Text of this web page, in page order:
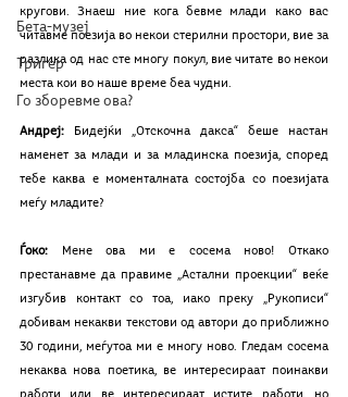
Бета-музеј
Тригер
Го зборевме ова?
кругови. Знаеш ние кога бевме млади како вас
читавме поезија во некои стерилни простори, вие за
разлика од нас сте многу покул, вие читате во некои
места кои во наше време беа чудни.
Андреј: Бидејќи „Отскочна дакса“ беше настан
наменет за млади и за младинска поезија, според
тебе каква е моменталната состојба со поезијата
меѓу младите?
Ѓоко: Мене ова ми е сосема ново! Откако
престанавме да правиме „Астални проекции“ веќе
изгубив контакт со тоа, иако преку „Рукописи“
добивам некакви текстови од автори до приближно
30 години, меѓутоа ми е многу ново. Гледам сосема
некаква нова поетика, ве интересираат поинакви